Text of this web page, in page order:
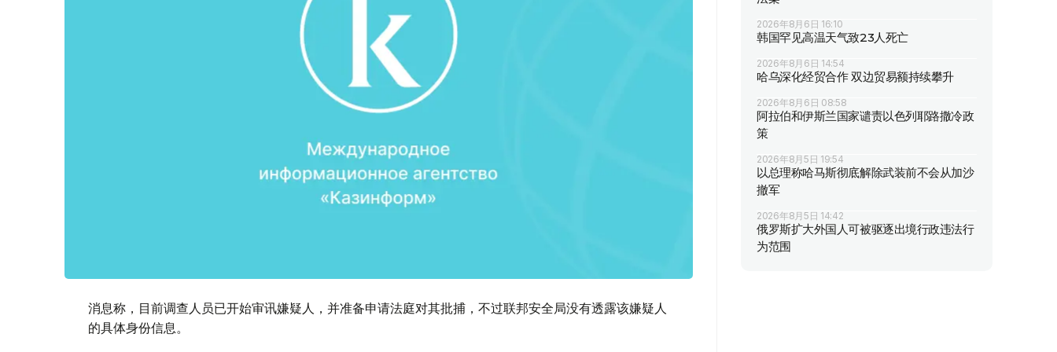
消息称，目前调查人员已开始审讯嫌疑人，并准备申请法庭对其批捕，不过联邦安全局没有透露该嫌疑人
的具体身份信息。
2026年8月6日 16:10
韩国罕见高温天气致23人死亡
2026年8月6日 14:54
哈乌深化经贸合作 双边贸易额持续攀升
2026年8月6日 08:58
阿拉伯和伊斯兰国家谴责以色列耶路撒冷政
策
2026年8月5日 19:54
以总理称哈马斯彻底解除武装前不会从加沙
撤军
2026年8月5日 14:42
俄罗斯扩大外国人可被驱逐出境行政违法行
为范围